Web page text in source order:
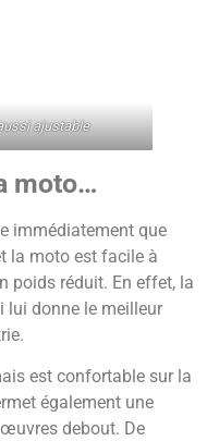
ajustable
moto…
immédiatement que
la moto est facile à
poids réduit. En effet, la
lui donne le meilleur
est confortable sur la
également une
debout. De